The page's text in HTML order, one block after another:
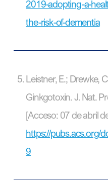
2019-adopting-a-
the-risk-of-dementia
Leistner, E.; Drewke,
Ginkgotoxin. J. Nat.
[Acceso: 07 de abril
https://pubs.acs.org/
9